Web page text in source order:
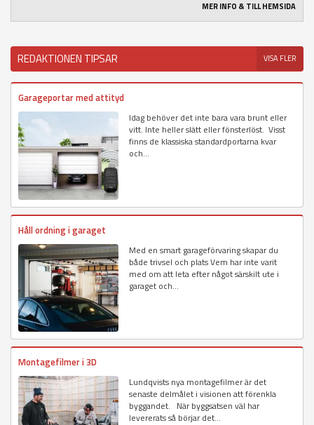
MER INFO & TILL HEMSIDA
REDAKTIONEN TIPSAR VISA FLER
Garageportar med attityd
Idag behöver det inte bara vara brunt eller
vitt. Inte heller slätt eller fönsterlöst. Visst
finns de klassiska standardportarna kvar
och...
Håll ordning i garaget
Med en smart garageförvaring skapar du
både trivsel och plats Vem har inte varit
med om att leta efter något särskilt ute i
garaget och...
Montagefilmer i 3D
Lundqvists nya montagefilmer är det
senaste delmålet i visionen att förenkla
byggandet. När byggsatsen väl har
levererats så börjar det...